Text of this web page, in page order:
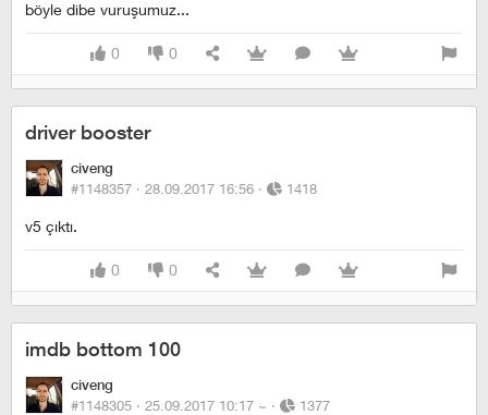
böyle dibe vuruşumuz...
0 0
driver booster
civeng
#1148357 · 28.09.2017 16:56 · 1418
v5 çıktı.
0 0
imdb bottom 100
civeng
#1148305 · 25.09.2017 10:17 ~ · 1377